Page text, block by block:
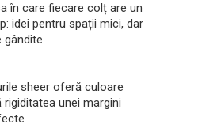
în care fiecare colț are un
idei pentru spații mici, dar
gândite
sheer oferă culoare
rigiditatea unei margini